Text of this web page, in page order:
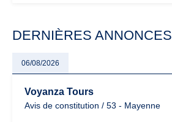
DERNIÈRES ANNONCES
06/08/2026
Voyanza Tours
Avis de constitution / 53 - Mayenne